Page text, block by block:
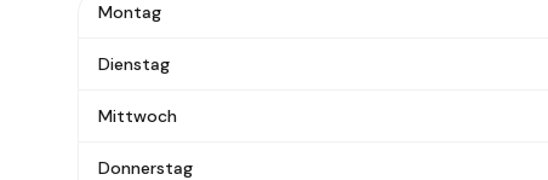
Montag
Dienstag
Mittwoch
Donnerstag